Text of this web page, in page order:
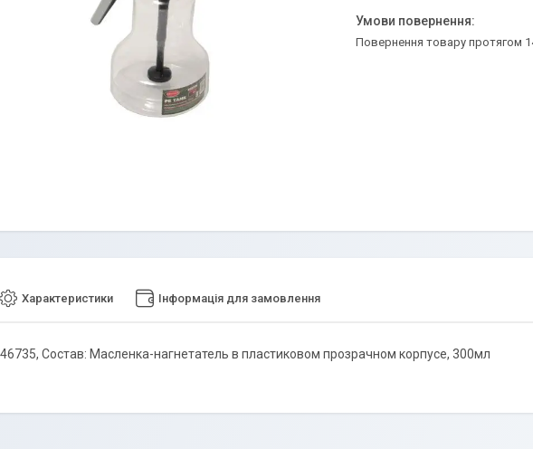
повернення товару протягом
Характеристики Інформація для замовлення
Состав: Масленка-нагнетатель в пластиковом прозрачном корпусе, 300мл